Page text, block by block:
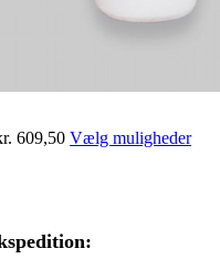
609,50Prisinterval:
Vælg mulighederDette